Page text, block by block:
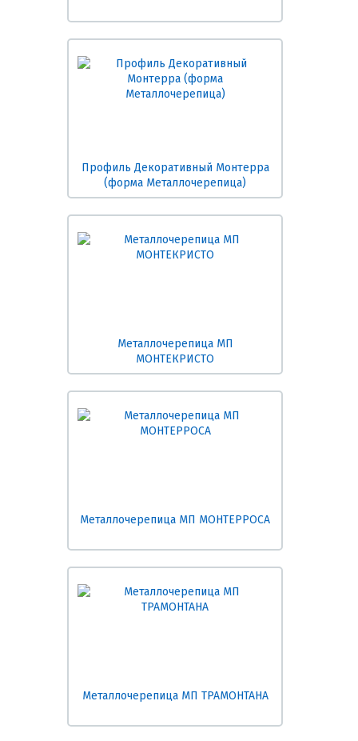
Профиль Декоративный Монтерра
(форма Металлочерепица)
Металлочерепица МП
МОНТЕКРИСТО
Металлочерепица МП МОНТЕРРОСА
Металлочерепица МП ТРАМОНТАНА